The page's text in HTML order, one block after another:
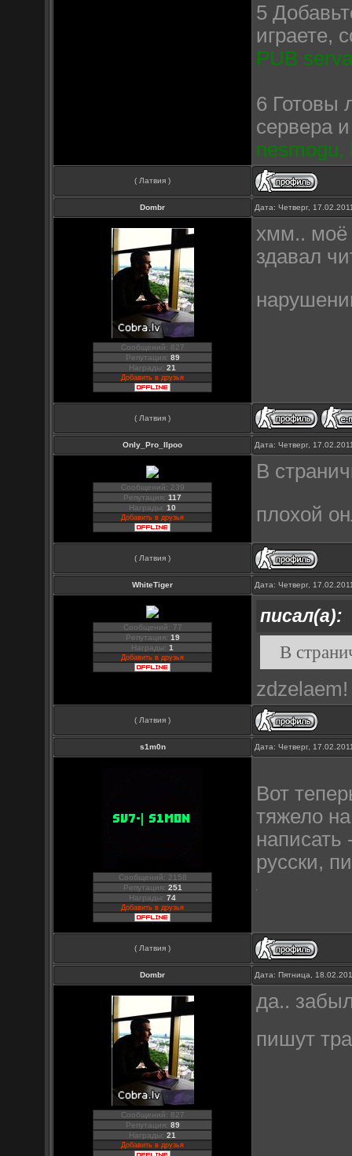
5
играете,
PUB
6 Готовы
сервера
nesmogu,
( Латвия )
Dombr Дата: Четверг,
Сообщений: 827
Репутация: 89
Награды:21
Добавить в друзья
хмм.. моё
здавал
( Латвия )
Only_Pro_IIpoo Дата: Четверг,
Сообщений: 239
Репутация:117
Награды:10
Добавить в друзья
В
плохой
( Латвия )
WhiteTiger Дата: Четверг,
Сообщений: 77
Репутация: 19
Награды:1
Добавить в друзья
писал(а):
В
( Латвия )
s1m0n Дата: Четверг,
Сообщений: 2158
Репутация: 251
Награды:74
Добавить в друзья
Вот
тяжело
русски,
( Латвия )
Dombr Дата: Пятница,
Сообщений: 827
Репутация: 89
Награды:21
Добавить в друзья
да..
пишут